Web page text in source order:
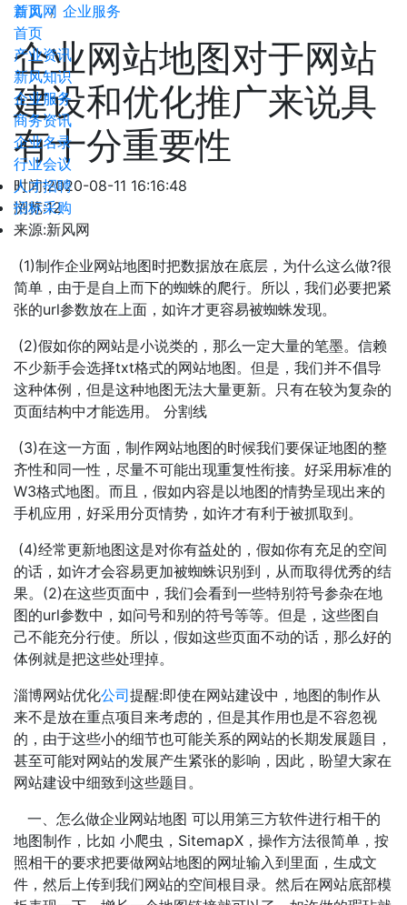
新风网
首页
产业资讯
新风知识
企业服务
商务资讯
企业名录
行业会议
人才招聘
招标采购
首页 企业服务
企业网站地图对于网站
建设和优化推广来说具
有十分重要性
时间:2020-08-11 16:16:48
浏览:12
来源:新风网
(1)制作企业网站地图时把数据放在底层，为什么这么做?很
简单，由于是自上而下的蜘蛛的爬行。所以，我们必要把紧
张的url参数放在上面，如许才更容易被蜘蛛发现。
(2)假如你的网站是小说类的，那么一定大量的笔墨。信赖
不少新手会选择txt格式的网站地图。但是，我们并不倡导
这种体例，但是这种地图无法大量更新。只有在较为复杂的
页面结构中才能选用。 分割线
(3)在这一方面，制作网站地图的时候我们要保证地图的整
齐性和同一性，尽量不可能出现重复性衔接。好采用标准的
W3格式地图。而且，假如内容是以地图的情势呈现出来的
手机应用，好采用分页情势，如许才有利于被抓取到。
(4)经常更新地图这是对你有益处的，假如你有充足的空间
的话，如许才会容易更加被蜘蛛识别到，从而取得优秀的结
果。(2)在这些页面中，我们会看到一些特别符号参杂在地
图的url参数中，如问号和别的符号等等。但是，这些图自
己不能充分行使。所以，假如这些页面不动的话，那么好的
体例就是把这些处理掉。
淄博网站优化公司提醒:即使在网站建设中，地图的制作从
来不是放在重点项目来考虑的，但是其作用也是不容忽视
的，由于这些小的细节也可能关系的网站的长期发展题目，
甚至可能对网站的发展产生紧张的影响，因此，盼望大家在
网站建设中细致到这些题目。
一、怎么做企业网站地图 可以用第三方软件进行相干的
地图制作，比如 小爬虫，SitemapX，操作方法很简单，按
照相干的要求把要做网站地图的网址输入到里面，生成文
件，然后上传到我们网站的空间根目录。然后在网站底部模